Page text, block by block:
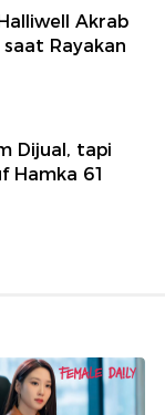
Akrab
Rayakan
Dijual, tapi
Hamka 61